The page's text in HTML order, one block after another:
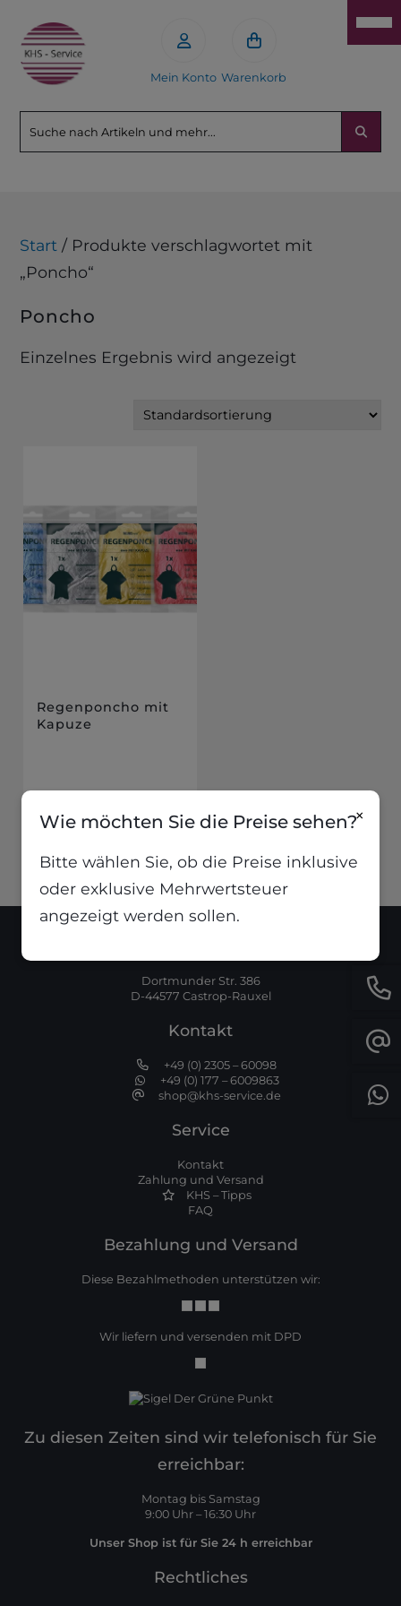
×
Wie möchten Sie die Preise sehen?
Bitte wählen Sie, ob die Preise inklusive
oder exklusive Mehrwertsteuer
angezeigt werden sollen.
Mein Konto Warenkorb
Start / Produkte verschlagwortet mit
„Poncho“
Poncho
Einzelnes Ergebnis wird angezeigt
Regenponcho mit
Kapuze
Dortmunder Str. 386
D-44577 Castrop-Rauxel
Kontakt
+49 (0) 2305 – 60098
+49 (0) 177 – 6009863
shop@khs-service.de
Service
Kontakt
Zahlung und Versand
KHS – Tipps
FAQ
Bezahlung und Versand
Diese Bezahlmethoden unterstützen wir:
Wir liefern und versenden mit DPD
Zu diesen Zeiten sind wir telefonisch für Sie
erreichbar:
Montag bis Samstag
9:00 Uhr – 16:30 Uhr
Unser Shop ist für Sie 24 h erreichbar
Rechtliches